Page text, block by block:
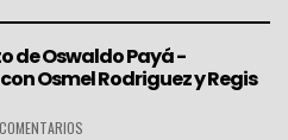
de Oswaldo Payá -
Osmel Rodriguez y Regis